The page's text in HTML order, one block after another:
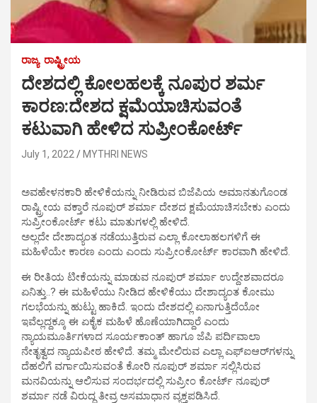
ರಾಜ್ಯ ರಾಷ್ಟ್ರೀಯ
ದೇಶದಲ್ಲಿ ಕೋಲಹಲಕ್ಕೆ ನೂಪುರ ಶರ್ಮ
ಕಾರಣ:ದೇಶದ ಕ್ಷಮೆಯಾಚಿಸುವಂತೆ
ಕಟುವಾಗಿ ಹೇಳಿದ ಸುಪ್ರೀಂಕೋರ್ಟ್
July 1, 2022 MYTHRI NEWS
ಅವಹೇಳನಕಾರಿ ಹೇಳಿಕೆಯನ್ನು ನೀಡಿರುವ ಬಿಜೆಪಿಯ ಅಮಾನತುಗೊಂಡ
ರಾಷ್ಟ್ರೀಯ ವಕ್ತಾರೆ ನೂಪುರ್ ಶರ್ಮಾ ದೇಶದ ಕ್ಷಮೆಯಾಚಿಸಬೇಕು ಎಂದು
ಸುಪ್ರೀಂಕೋರ್ಟ್​ ಕಟು ಮಾತುಗಳಲ್ಲಿ ಹೇಳಿದೆ.
ಅಲ್ಲದೇ ದೇಶಾದ್ಯಂತ ನಡೆಯುತ್ತಿರುವ ಎಲ್ಲಾ ಕೋಲಾಹಲಗಳಿಗೆ ಈ
ಮಹಿಳೆಯೇ ಕಾರಣ ಎಂದು ಎಂದು ಸುಪ್ರೀಂಕೋರ್ಟ್ ಕಾರವಾಗಿ ಹೇಳಿದೆ.
ಈ ರೀತಿಯ ಟೀಕೆಯನ್ನು ಮಾಡುವ ನೂಪುರ್​ ಶರ್ಮಾ ಉದ್ದೇಶವಾದರೂ
ಏನಿತ್ತು..? ಈ ಮಹಿಳೆಯು ನೀಡಿದ ಹೇಳಿಕೆಯು ದೇಶಾದ್ಯಂತ ಕೋಮು
ಗಲಭೆಯನ್ನು ಹುಟ್ಟು ಹಾಕಿದೆ. ಇಂದು ದೇಶದಲ್ಲಿ ಏನಾಗುತ್ತಿದೆಯೋ
ಇವೆಲ್ಲದ್ದಕ್ಕೂ ಈ ಏಕೈಕ ಮಹಿಳೆ ಹೊಣೆಯಾಗಿದ್ದಾರೆ ಎಂದು
ನ್ಯಾಯಮೂರ್ತಿಗಳಾದ ಸೂರ್ಯಕಾಂತ್​ ಹಾಗೂ ಜೆಪಿ ಪರ್ದಿವಾಲಾ
ನೇತೃತ್ವದ ನ್ಯಾಯಪೀಠ ಹೇಳಿದೆ. ತಮ್ಮ ಮೇಲಿರುವ ಎಲ್ಲಾ ಎಫ್​ಐಆರ್​ಗಳನ್ನು
ದೆಹಲಿಗೆ ವರ್ಗಾಯಿಸುವಂತೆ ಕೋರಿ ನೂಪುರ್​ ಶರ್ಮಾ ಸಲ್ಲಿಸಿರುವ
ಮನವಿಯನ್ನು ಆಲಿಸುವ ಸಂದರ್ಭದಲ್ಲಿ ಸುಪ್ರೀಂ ಕೋರ್ಟ್ ನೂಪುರ್​
ಶರ್ಮಾ ನಡೆ ವಿರುದ್ಧ ತೀವ್ರ ಅಸಮಾಧಾನ ವ್ಯಕ್ತಪಡಿಸಿದೆ.